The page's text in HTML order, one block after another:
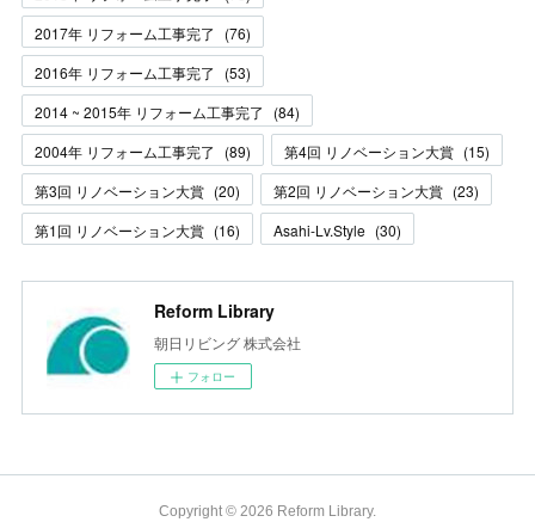
2017年 リフォーム工事完了
(76)
2016年 リフォーム工事完了
(53)
2014 ~ 2015年 リフォーム工事完了
(84)
2004年 リフォーム工事完了
(89) 第4回 リノベーション大賞 (15)
第3回 リノベーション大賞 (20) 第2回 リノベーション大賞 (23)
第1回 リノベーション大賞 (16) Asahi-Lv.Style (30)
Reform Library
朝日リビング 株式会社
フォロー
Copyright © 2026 Reform Library.